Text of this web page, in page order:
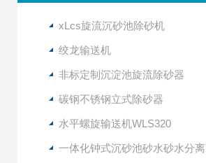
xLcs旋流沉砂池除砂机
绞龙输送机
非标定制沉淀池旋流除砂器
碳钢不锈钢立式除砂器
水平螺旋输送机WLS320
一体化钟式沉砂池砂水砂水分离器LSSF-260